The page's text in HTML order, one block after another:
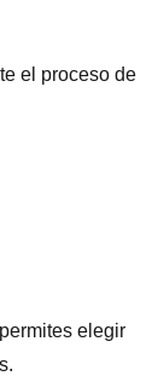
el proceso de
elegir